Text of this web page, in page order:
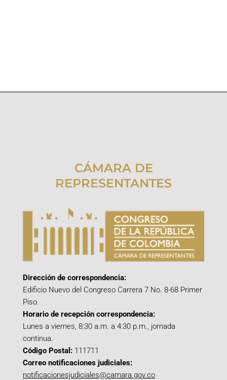
CÁMARA DE
REPRESENTANTES
Dirección de correspondencia:
Edificio Nuevo del Congreso Carrera 7 No. 8-68 Primer
Piso.
Horario de recepción correspondencia:
Lunes a viernes, 8:30 a.m. a 4:30 p.m., jornada
continua.
Código Postal: 111711
Correo notificaciones judiciales:
notificacionesjudiciales@camara.gov.co